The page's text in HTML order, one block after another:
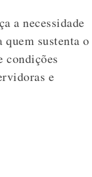
a necessidade
sustenta o
condições
e